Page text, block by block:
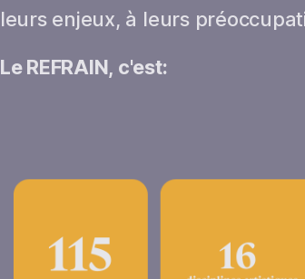
leurs enjeux, à leurs
Le REFRAIN, c'est: